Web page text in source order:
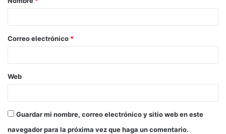
r
*
Correo electrónico *
Web
Guardar mi nombre, correo electrónico y sitio web en este
navegador para la próxima vez que haga un comentario.